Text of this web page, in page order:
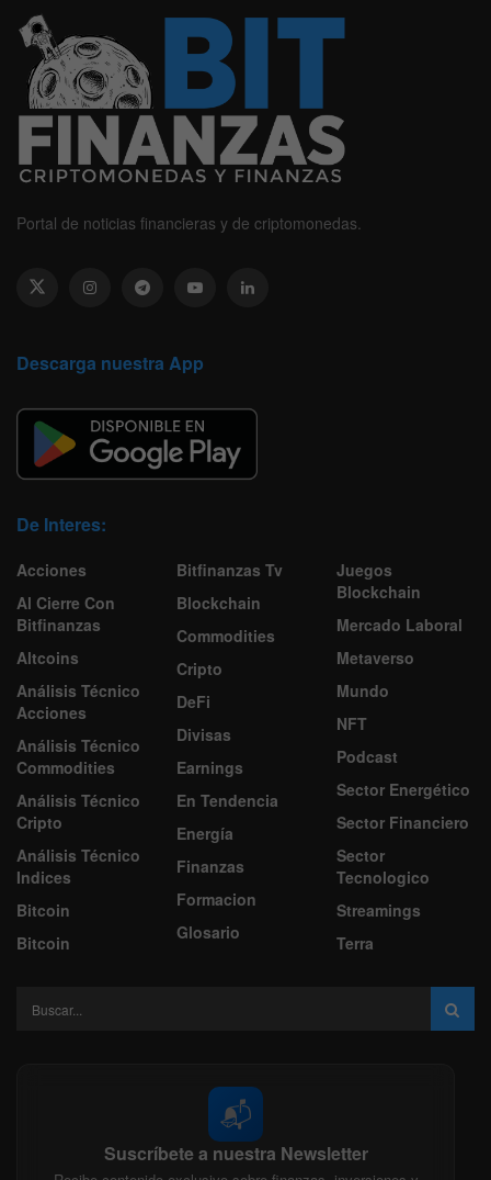
Portal de noticias financieras y de criptomonedas.
Descarga nuestra App
De Interes:
Acciones
Al Cierre Con
Bitfinanzas
Altcoins
Análisis Técnico
Acciones
Análisis Técnico
Commodities
Análisis Técnico
Cripto
Análisis Técnico
Indices
Bitcoin
Bitcoin
Bitfinanzas Tv
Blockchain
Commodities
Cripto
DeFi
Divisas
Earnings
En Tendencia
Energía
Finanzas
Formacion
Glosario
Juegos
Blockchain
Mercado Laboral
Metaverso
Mundo
NFT
Podcast
Sector Energético
Sector Financiero
Sector
Tecnologico
Streamings
Terra
📬
Suscríbete a nuestra Newsletter